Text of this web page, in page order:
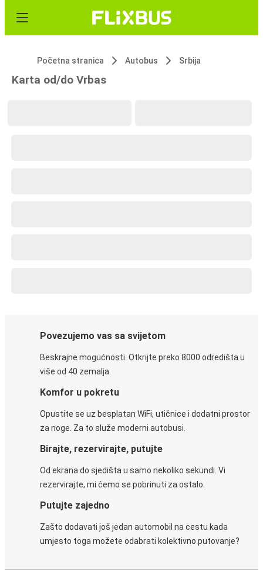
Početna stranica Autobus Srbija
Karta od/do Vrbas
Povezujemo vas sa svijetom
Beskrajne mogućnosti. Otkrijte preko 8000 odredišta u
više od 40 zemalja.
Komfor u pokretu
Opustite se uz besplatan WiFi, utičnice i dodatni prostor
za noge. Za to služe moderni autobusi.
Birajte, rezervirajte, putujte
Od ekrana do sjedišta u samo nekoliko sekundi. Vi
rezervirajte, mi ćemo se pobrinuti za ostalo.
Putujte zajedno
Zašto dodavati još jedan automobil na cestu kada
umjesto toga možete odabrati kolektivno putovanje?